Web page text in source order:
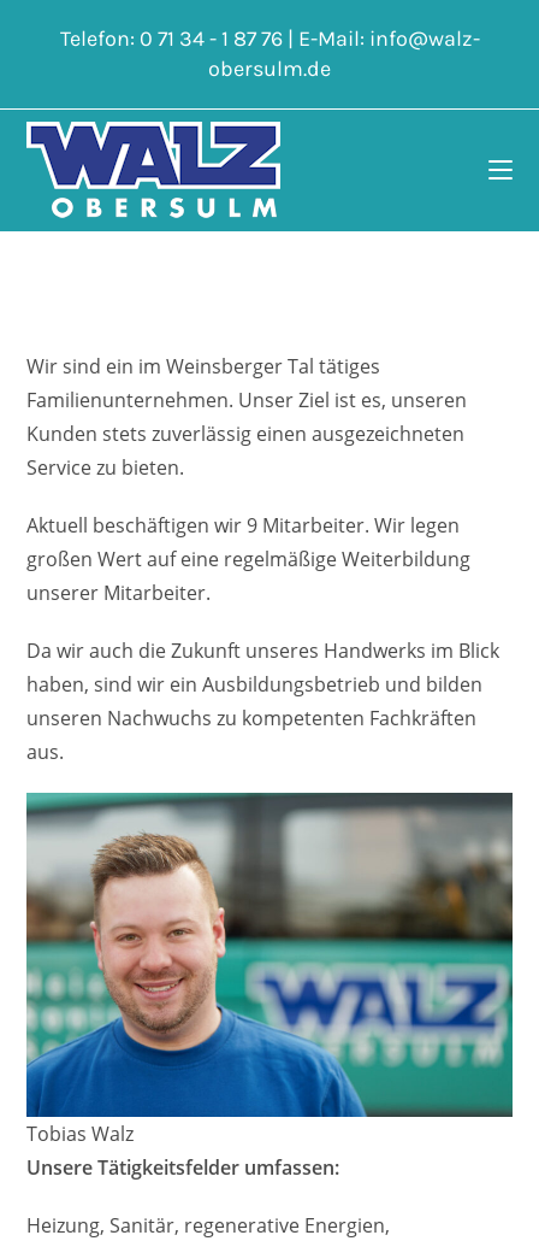
Telefon: 0 71 34 - 1 87 76| E-Mail: info@walz-
obersulm.de
Wir sind ein im Weinsberger Tal tätiges
Familienunternehmen. Unser Ziel ist es, unseren
Kunden stets zuverlässig einen ausgezeichneten
Service zu bieten.
Aktuell beschäftigen wir 9 Mitarbeiter. Wir legen
großen Wert auf eine regelmäßige Weiterbildung
unserer Mitarbeiter.
Da wir auch die Zukunft unseres Handwerks im Blick
haben, sind wir ein Ausbildungsbetrieb und bilden
unseren Nachwuchs zu kompetenten Fachkräften
aus.
Tobias Walz
Unsere Tätigkeitsfelder umfassen:
Heizung, Sanitär, regenerative Energien,